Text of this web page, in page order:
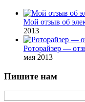
Мой отзыв об
2013
Роторайзер —
мая 2013
Пишите нам